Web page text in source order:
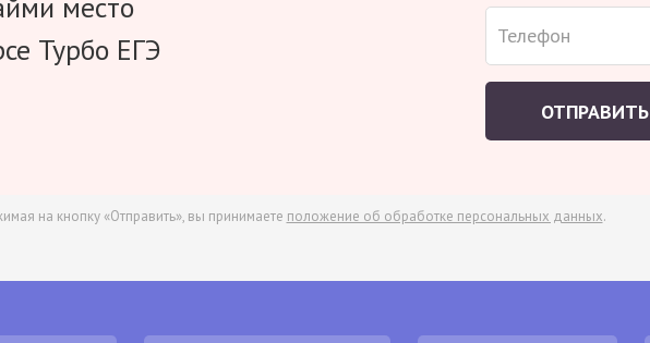
Турбо ЕГЭ
ОТПРАВИТЬ
на кнопку «Отправить», вы принимаете положение об обработке персональных данных.